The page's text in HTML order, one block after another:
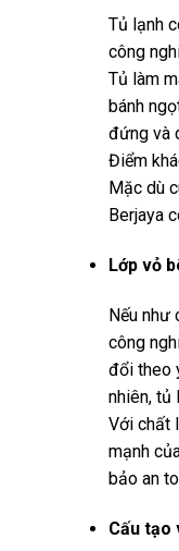
Tủ lạnh
công
Tủ làm
bánh
đứng và
Điểm
Mặc dù
Berjaya
Lớp vỏ
Nếu như
công
đổi theo
nhiên, tủ
Với chất
mạnh
bảo an
Cấu tạo